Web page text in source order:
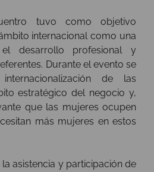
tuvo como objetivo
internacional como una
desarrollo profesional y
Durante el evento se
de las
estratégico del negocio y,
que las mujeres ocupen
más mujeres en estos
asistencia y participación de